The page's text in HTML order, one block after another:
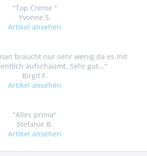
"Top Creme "
Yvonne S.
Artikel ansehen
braucht nur sehr wenig da es mit
aufschäumt. Sehr gut..."
Birgit F.
Artikel ansehen
"Alles prima"
Stefanie B.
Artikel ansehen